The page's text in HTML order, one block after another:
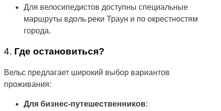
Для велосипедистов доступны специальные
маршруты вдоль реки Траун и по окрестностям
города.
4. Где остановиться?
Вельс предлагает широкий выбор вариантов
проживания:
Для бизнес-путешественников: